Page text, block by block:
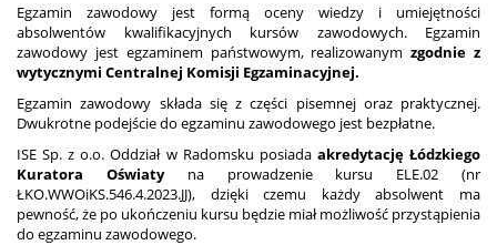
Egzamin zawodowy jest formą oceny wiedzy i umiejętności
absolwentów kwalifikacyjnych kursów zawodowych. Egzamin
zawodowy jest egzaminem państwowym, realizowanymzgodnie z
wytycznymi Centralnej Komisji Egzaminacyjnej.
Egzamin zawodowy składa się z części pisemnej oraz praktycznej.
Dwukrotne podejście do egzaminu zawodowego jest bezpłatne.
ISE Sp. z o.o. Oddział w Radomsku posiada akredytację Łódzkiego
Kuratora Oświatyna prowadzenie kursu ELE.02 (nr
ŁKO.WWOiKS.546.4.2023.JJ), dzięki czemu każdy absolwent ma
pewność, że po ukończeniu kursu będzie miał możliwość przystąpienia
do egzaminu zawodowego.